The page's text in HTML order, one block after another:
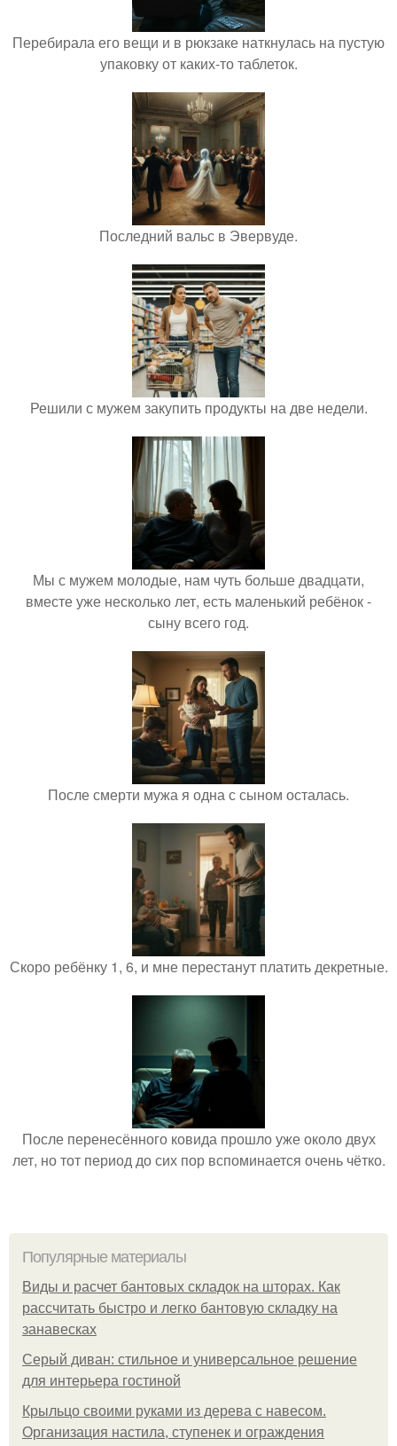
Перебирала его вещи и в рюкзаке наткнулась на пустую
упаковку от каких-то таблеток.
Последний вальс в Эвервуде.
Решили с мужем закупить продукты на две недели.
Мы с мужем молодые, нам чуть больше двадцати,
вместе уже несколько лет, есть маленький ребёнок -
сыну всего год.
После смерти мужа я одна с сыном осталась.
Скоро ребёнку 1, 6, и мне перестанут платить декретные.
После перенесённого ковида прошло уже около двух
лет, но тот период до сих пор вспоминается очень чётко.
Популярные материалы
Виды и расчет бантовых складок на шторах. Как
рассчитать быстро и легко бантовую складку на
занавесках
Серый диван: стильное и универсальное решение
для интерьера гостиной
Крыльцо своими руками из дерева с навесом.
Организация настила, ступенек и ограждения